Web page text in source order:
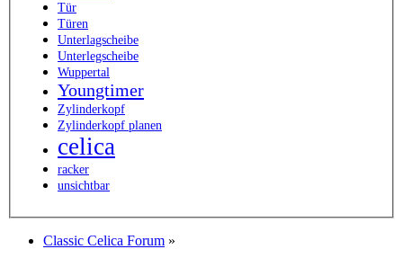
Tür
Türen
Unterlagscheibe
Unterlegscheibe
Wuppertal
Youngtimer
Zylinderkopf
Zylinderkopf planen
celica
racker
unsichtbar
Classic Celica Forum »